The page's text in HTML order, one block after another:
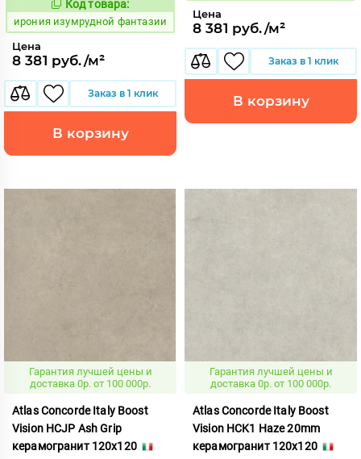
1098112
Код товара:
ирония изумрудной фантазии
Цена
8 381 руб./м²
Заказ в 1 клик
В корзину
Цена
8 381 руб./м²
Заказ в 1 клик
В корзину
Гарантия лучшей цены и
доставка 0р. от 100 000р.
Atlas Concorde Italy Boost
Vision HCJP Ash Grip
керамогранит 120x120
Гарантия лучшей цены и
доставка 0р. от 100 000р.
Atlas Concorde Italy Boost
Vision HCK1 Haze 20mm
керамогранит 120x120